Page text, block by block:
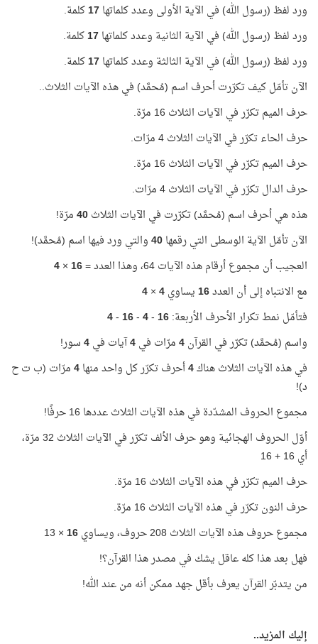
ورد لفظ (رسول الله) في الآية الأولى وعدد كلماتها17كلمة.
ورد لفظ (رسول الله) في الآية الثانية وعدد كلماتها17كلمة.
ورد لفظ (رسول الله) في الآية الثالثة وعدد كلماتها17كلمة.
الآن تأمّل كيف تكرّرت أحرف اسم (مُحمَّد) في هذه الآيات الثلاث..
حرف الميم تكرّر في الآيات الثلاث 16 مرّة.
حرف الحاء تكرّر في الآيات الثلاث 4 مرّات.
حرف الميم تكرّر في الآيات الثلاث 16 مرّة.
حرف الدال تكرّر في الآيات الثلاث 4 مرّات.
هذه هي أحرف اسم (مُحمَّد) تكرّرت في الآيات الثلاث40مرّة!
الآن تأمّل الآية الوسطى التي رقمها40والتي ورد فيها اسم (مُحمَّد)!
العجيب أن مجموع أرقام هذه الآيات 64، وهذا العدد =
16
×
4
مع الانتباه إلى أن العدد16يساوي4
×
4
فتأمّل نمط تكرار الأحرف الأربعة:16
-
4
-
16
-
4
واسم (مُحمَّد) تكرّر في القرآن4مرّات في4آيات في4سور!
في هذه الآيات الثلاث هناك4أحرف تكرّر كل واحد منها4مرّات (ب ت ح
د)!
مجموع الحروف المشدّدة في هذه الآيات الثلاث عددها 16 حرفًا!
أوّل الحروف الهجائية وهو حرف الألف تكرّر في الآيات الثلاث 32 مرّة،
أي 16 + 16
حرف الميم تكرّر في هذه الآيات الثلاث 16 مرّة.
حرف النون تكرّر في هذه الآيات الثلاث 16 مرّة.
مجموع حروف هذه الآيات الثلاث 208 حروف، ويساوي
16
× 13
فهل بعد هذا كله عاقل يشك في مصدر هذا القرآن؟!
من يتدبّر القرآن يعرف بأقل جهد ممكن أنه من عند الله!
إليك المزيد..